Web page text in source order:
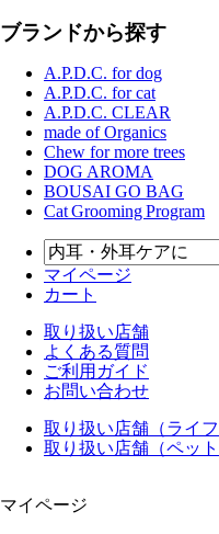
ブランドから探す
A.P.D.C. for dog
A.P.D.C. for cat
A.P.D.C. CLEAR
made of Organics
Chew for more trees
DOG AROMA
BOUSAI GO BAG
Cat Grooming Program
マイページ
カート
取り扱い店舗
よくある質問
ご利用ガイド
お問い合わせ
取り扱い店舗（ライフ
取り扱い店舗（ペット
マイページ